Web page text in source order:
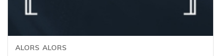
ALORS ALORS